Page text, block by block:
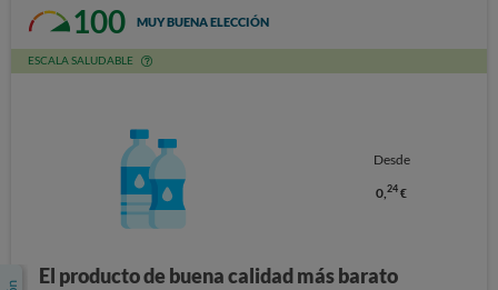
100 MUY BUENA ELECCIÓN
ESCALA SALUDABLE
Desde
0,24 €
El producto de buena calidad más barato